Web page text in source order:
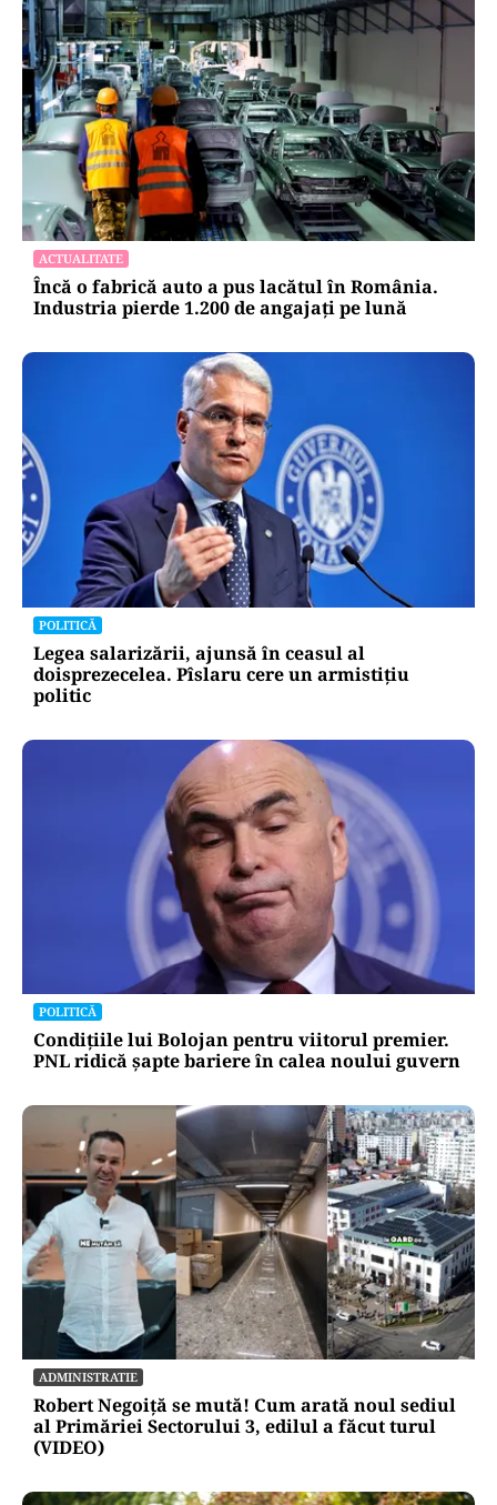
ACTUALITATE
Încă o fabrică auto a pus lacătul în România.
Industria pierde 1.200 de angajați pe lună
POLITICĂ
Legea salarizării, ajunsă în ceasul al
doisprezecelea. Pîslaru cere un armistițiu
politic
POLITICĂ
Condițiile lui Bolojan pentru viitorul premier.
PNL ridică șapte bariere în calea noului guvern
ADMINISTRATIE
Robert Negoiță se mută! Cum arată noul sediul
al Primăriei Sectorului 3, edilul a făcut turul
(VIDEO)